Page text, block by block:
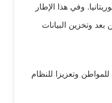
وفي هذا الإطار
وتخزين البيانات
وتعزيزا للنظام